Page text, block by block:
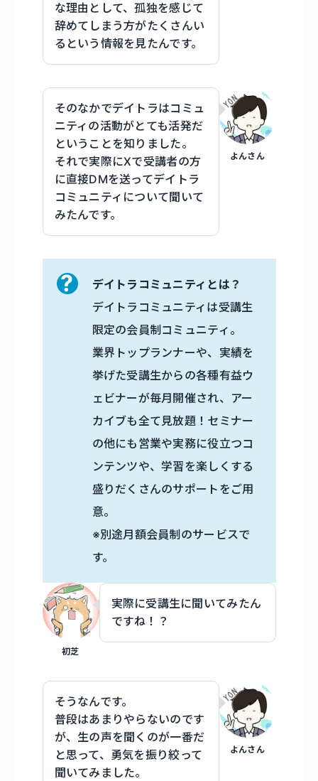
な理由として、孤独を感じて
辞めてしまう方がたくさんい
るという情報を見たんです。
よんさん
そのなかでデイトラはコミュ
ニティの活動がとても活発だ
ということを知りました。
それで実際にXで受講者の方
に直接DMを送ってデイトラ
コミュニティについて聞いて
みたんです。
デイトラコミュニティとは？
デイトラコミュニティは受講生
限定の会員制コミュニティ。
業界トップランナーや、実績を
挙げた受講生からの各種有益ウ
ェビナーが毎月開催され、アー
カイブも全て見放題！セミナー
の他にも営業や実務に役立つコ
ンテンツや、学習を楽しくする
盛りだくさんのサポートをご用
意。
※別途月額会員制のサービスで
す。
初芝
実際に受講生に聞いてみたん
ですね！？
よんさん
そうなんです。
普段はあまりやらないのです
が、生の声を聞くのが一番だ
と思って、勇気を振り絞って
聞いてみました。